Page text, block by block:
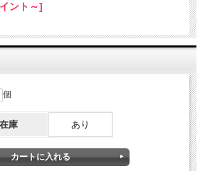
著作には女性の書き手が少ない。全集や教科書
本思想史 水溜真由美
ランス革命の主な出来事に関する考察』（原著
初出版されたのか 武田千夏
「女性」 大貫敦子
る「女性」【「女性による社会思想史」シンポ
ント～]
個
在庫 あり